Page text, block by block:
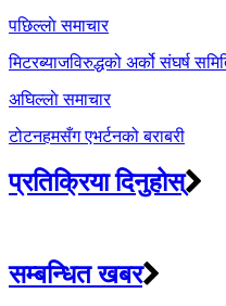
Post
navigation
पछिल्लाे समाचार
मिटरब्याजविरुद्धको अर्को संघर्ष
अघिल्लाे समाचार
टोटनहमसँग एभर्टनको बराबरी
प्रतिक्रिया दिनुहोस्
सम्बन्धित खबर